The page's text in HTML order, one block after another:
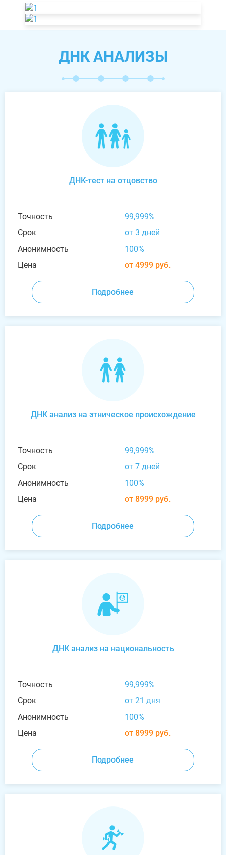
ДНК АНАЛИЗЫ
ДНК-тест на отцовство
Точность
99,999%
Срок
от 3 дней
Анонимность
100%
Цена
от 4999 руб.
Подробнее
ДНК анализ на этническое происхождение
Точность
99,999%
Срок
от 7 дней
Анонимность
100%
Цена
от 8999 руб.
Подробнее
ДНК анализ на национальность
Точность
99,999%
Срок
от 21 дня
Анонимность
100%
Цена
от 8999 руб.
Подробнее